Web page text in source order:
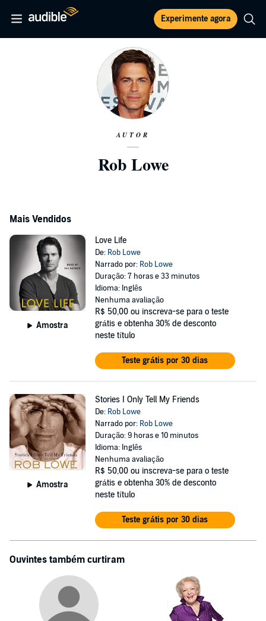
Experimente agora
AUTOR
Rob Lowe
Mais Vendidos
Amostra
Love Life
De: Rob Lowe
Narrado por: Rob Lowe
Duração: 7 horas e 33 minutos
Idioma: Inglês
Nenhuma avaliação
R$ 50,00 ou inscreva-se para o teste
grátis e obtenha 30% de desconto
neste título
Teste grátis por 30 dias
Amostra
Stories I Only Tell My Friends
De: Rob Lowe
Narrado por: Rob Lowe
Duração: 9 horas e 10 minutos
Idioma: Inglês
Nenhuma avaliação
R$ 50,00 ou inscreva-se para o teste
grátis e obtenha 30% de desconto
neste título
Teste grátis por 30 dias
Ouvintes também curtiram